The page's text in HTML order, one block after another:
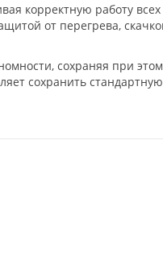
корректную работу
от перегрева,
сохраняя при
сохранить стандартную